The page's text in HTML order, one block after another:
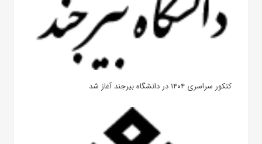
کنکور سراسری ۱۴۰۴ در دانشگاه بیرجند آغاز شد